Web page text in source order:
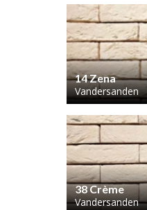
14 Zena
Vandersanden
38 Crème
Vandersanden